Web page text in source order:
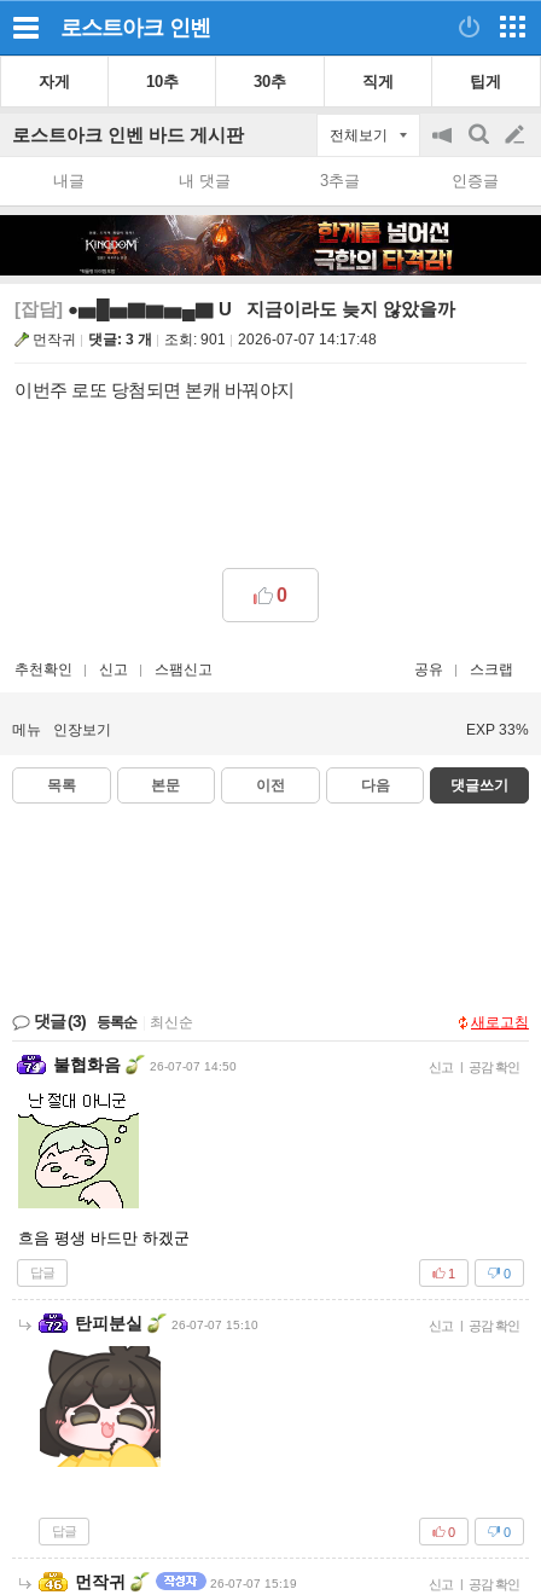
로스트아크 인벤
자게 10추 30추 직게 팁게
로스트아크 인벤 바드 게시판 전체보기
공
on/off
검
색
글
쓰
내글 내 댓글 3추글 인증글
[잡담] ●▅█▅▇▆▅▄▇ U 지금이라도 늦지 않았을까
먼작귀 댓글: 3 개 조회: 901 2026-07-07 14:17:48
이번주 로또 당첨되면 본캐 바꿔야지
0
추천확인 신고 스팸신고 공유 스크랩
메뉴 인장보기 EXP 33%
목록 본문 이전 다음 댓글쓰기
댓글(3) 등록순 최신순 새로고침
불협화음 26-07-07 14:50 신고 | 공감 확인
흐음 평생 바드만 하겠군
답글 0
1
탄피분실 26-07-07 15:10 신고 | 공감 확인
답글 0
0
먼작귀 26-07-07 15:19 신고 | 공감 확인